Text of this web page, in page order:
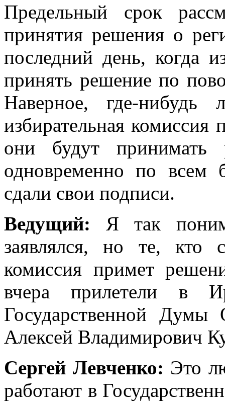
Предельный срок
принятия решения о
последний день, когда
принять решение по
Наверное, где-
избирательная комиссия
они будут принимать
одновременно по всем
сдали свои подписи.
Ведущий: Я так
заявлялся, но те, кто
комиссия примет
вчера прилетели в
Государственной
Алексей Владимирович
Сергей Левченко: Это
работают в